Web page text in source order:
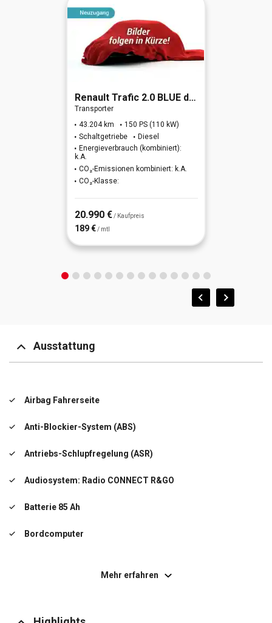
Renault Trafic 2.0 BLUE dCi 150 L1H1 3,0t Komfort (EU6d)
Transporter
43.204 km
150 PS (110 kW)
Schaltgetriebe
Diesel
Energieverbrauch (kombiniert):
k.A.
CO₂-Emissionen kombiniert: k.A.
CO₂-Klasse:
20.990 € / Kaufpreis
189 € / mtl
Ausstattung
Airbag Fahrerseite
Anti-Blockier-System (ABS)
Antriebs-Schlupfregelung (ASR)
Audiosystem: Radio CONNECT R&GO
Batterie 85 Ah
Bordcomputer
Mehr erfahren